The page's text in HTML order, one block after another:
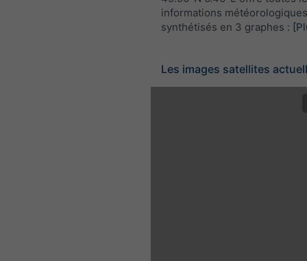
informations météorologiques
synthétisés en 3 graphes :
Les images satellites